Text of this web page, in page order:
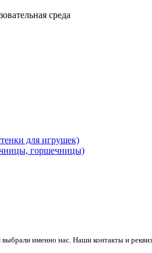
среда
для игрушек)
горшечницы)
именно нас. Наши контакты и